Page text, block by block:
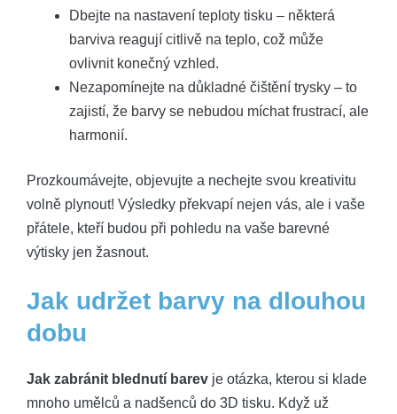
Dbejte na nastavení teploty tisku – některá
barviva reagují citlivě na teplo, což může
ovlivnit konečný vzhled.
Nezapomínejte na důkladné čištění trysky – to
zajistí, že barvy se nebudou míchat frustrací, ale
harmonií.
Prozkoumávejte, objevujte a nechejte svou kreativitu
volně plynout! Výsledky překvapí nejen vás, ale i vaše
přátele, kteří budou při pohledu na vaše barevné
výtisky jen žasnout.
Jak udržet barvy na dlouhou
dobu
Jak zabránit blednutí barev je otázka, kterou si klade
mnoho umělců a nadšenců do 3D tisku. Když už